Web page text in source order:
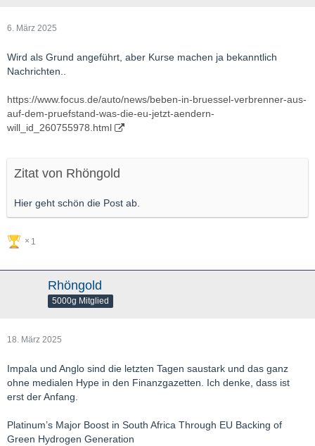
6. März 2025
Wird als Grund angeführt, aber Kurse machen ja bekanntlich
Nachrichten..
https://www.focus.de/auto/news/beben-in-bruessel-verbrenner-aus-
auf-dem-pruefstand-was-die-eu-jetzt-aendern-
will_id_260755978.html
Zitat von Rhöngold
Hier geht schön die Post ab.
1
Rhöngold
5000g Mitglied
18. März 2025
Impala und Anglo sind die letzten Tagen saustark und das ganz
ohne medialen Hype in den Finanzgazetten. Ich denke, dass ist
erst der Anfang.
Platinum’s Major Boost in South Africa Through EU Backing of
Green Hydrogen Generation